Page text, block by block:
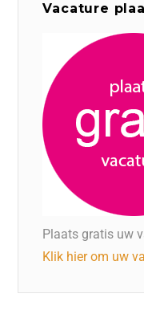
Vacature
Plaats gratis uw
Klik hier om uw